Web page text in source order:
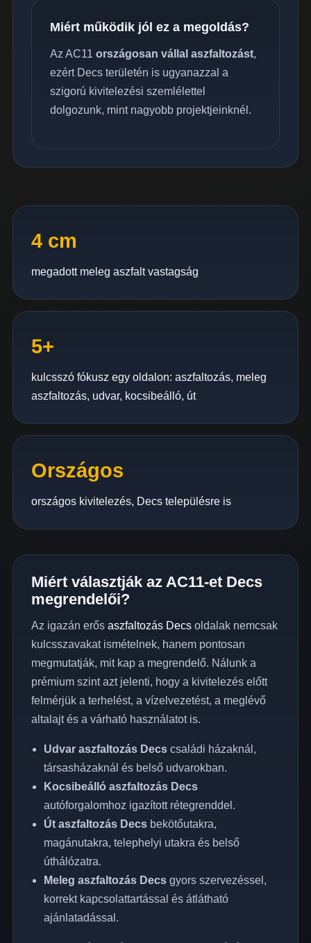
Miért működik jól ez a megoldás?
Az AC11 országosan vállal aszfaltozást,
ezért Decs területén is ugyanazzal a
szigorú kivitelezési szemlélettel
dolgozunk, mint nagyobb projektjeinknél.
4 cm
megadott meleg aszfalt vastagság
5+
kulcsszó fókusz egy oldalon: aszfaltozás, meleg
aszfaltozás, udvar, kocsibeálló, út
Országos
országos kivitelezés, Decs településre is
Miért választják az AC11-et Decs
megrendelői?
Az igazán erős aszfaltozás Decsoldalak nemcsak
kulcsszavakat ismételnek, hanem pontosan
megmutatják, mit kap a megrendelő. Nálunk a
prémium szint azt jelenti, hogy a kivitelezés előtt
felmérjük a terhelést, a vízelvezetést, a meglévő
altalajt és a várható használatot is.
Udvar aszfaltozás Decscsaládi házaknál,
társasházaknál és belső udvarokban.
Kocsibeálló aszfaltozás Decs
autóforgalomhoz igazított rétegrenddel.
Út aszfaltozás Decsbekötőutakra,
magánutakra, telephelyi utakra és belső
úthálózatra.
Meleg aszfaltozás Decsgyors szervezéssel,
korrekt kapcsolattartással és átlátható
ajánlatadással.